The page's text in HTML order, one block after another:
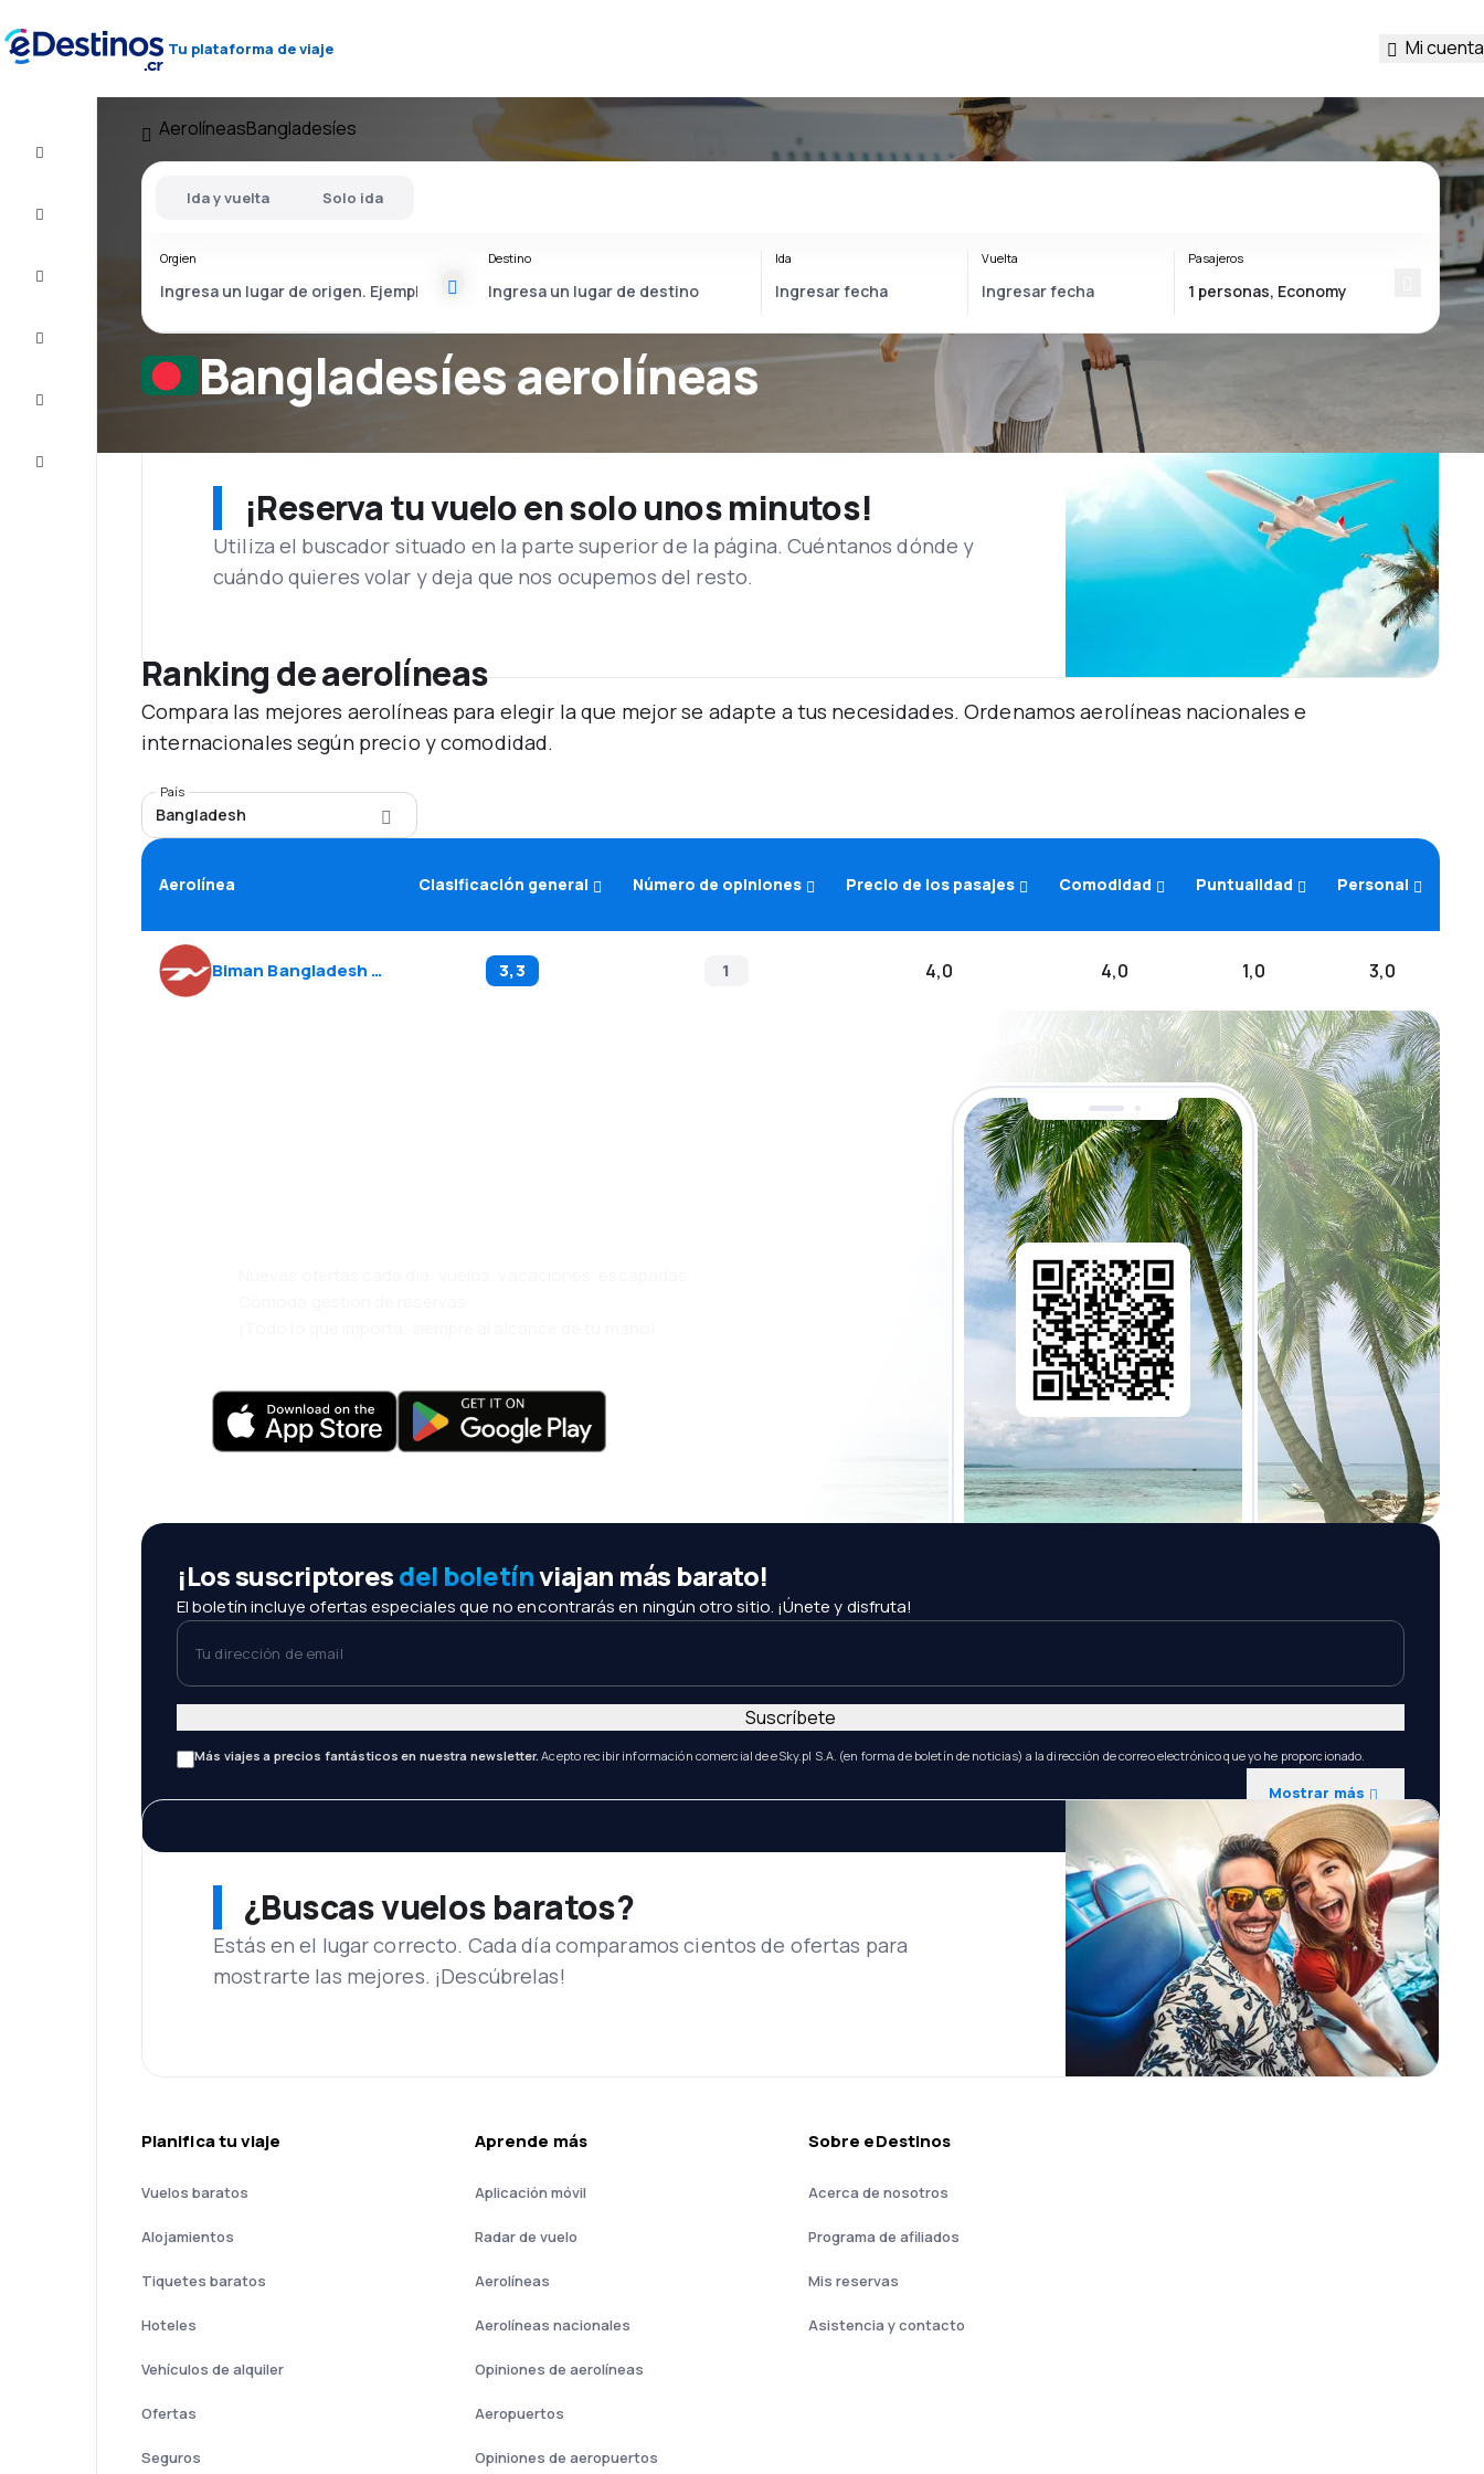
Tu plataforma de viaje Mi cuenta
Atención
AerolíneasBangladesíes
Bangladesíes aerolíneas
Ida y vuelta Solo ida
Orgien Destino Ida Vuelta Pasajeros
¡Reserva tu vuelo en solo unos minutos!
Utiliza el buscador situado en la parte superior de la página. Cuéntanos dónde y
cuándo quieres volar y deja que nos ocupemos del resto.
Ranking de aerolíneas
Compara las mejores aerolíneas para elegir la que mejor se adapte a tus necesidades. Ordenamos aerolíneas nacionales e
internacionales según precio y comodidad.
País
Bangladesh
Aerolínea Clasificación general Número de opiniones Precio de los pasajes Comodidad Puntualidad Personal
Biman Bangladesh Airlines 3,3 1 4,0 4,0 1,0 3,0
¡Los suscriptoresdel boletínviajan más barato!
El boletín incluye ofertas especiales que no encontrarás en ningún otro sitio. ¡Únete y disfruta!
Tu dirección de email
Más viajes a precios fantásticos en nuestra newsletter. Acepto recibir información comercial de eSky.pl S.A. (en forma de boletín de noticias) a la dirección de correo electrónico que yo he proporcionado.
Mostrar más
Suscríbete
¿Buscas vuelos baratos?
Estás en el lugar correcto. Cada día comparamos cientos de ofertas para
mostrarte las mejores. ¡Descúbrelas!
Planifica tu viaje
Vuelos baratos
Alojamientos
Tiquetes baratos
Hoteles
Vehículos de alquiler
Ofertas
Seguros
Aprende más
Aplicación móvil
Radar de vuelo
Aerolíneas
Aerolíneas nacionales
Opiniones de aerolíneas
Aeropuertos
Opiniones de aeropuertos
Sobre eDestinos
Acerca de nosotros
Programa de afiliados
Mis reservas
Asistencia y contacto